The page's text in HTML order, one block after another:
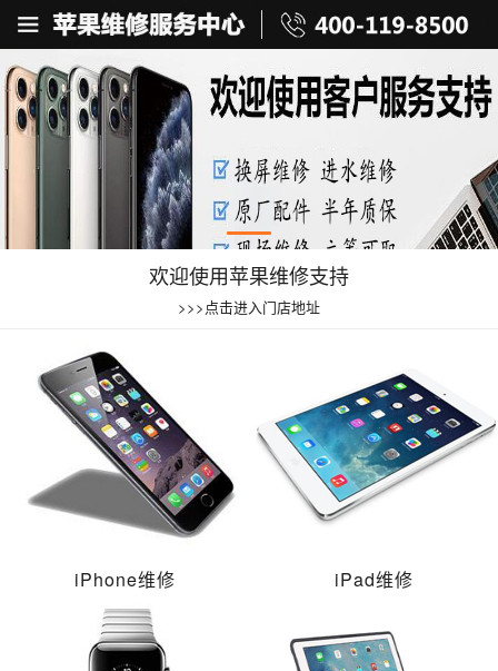
欢迎使用苹果维修支持
>>>点击进入门店地址
iPhone维修 iPad维修